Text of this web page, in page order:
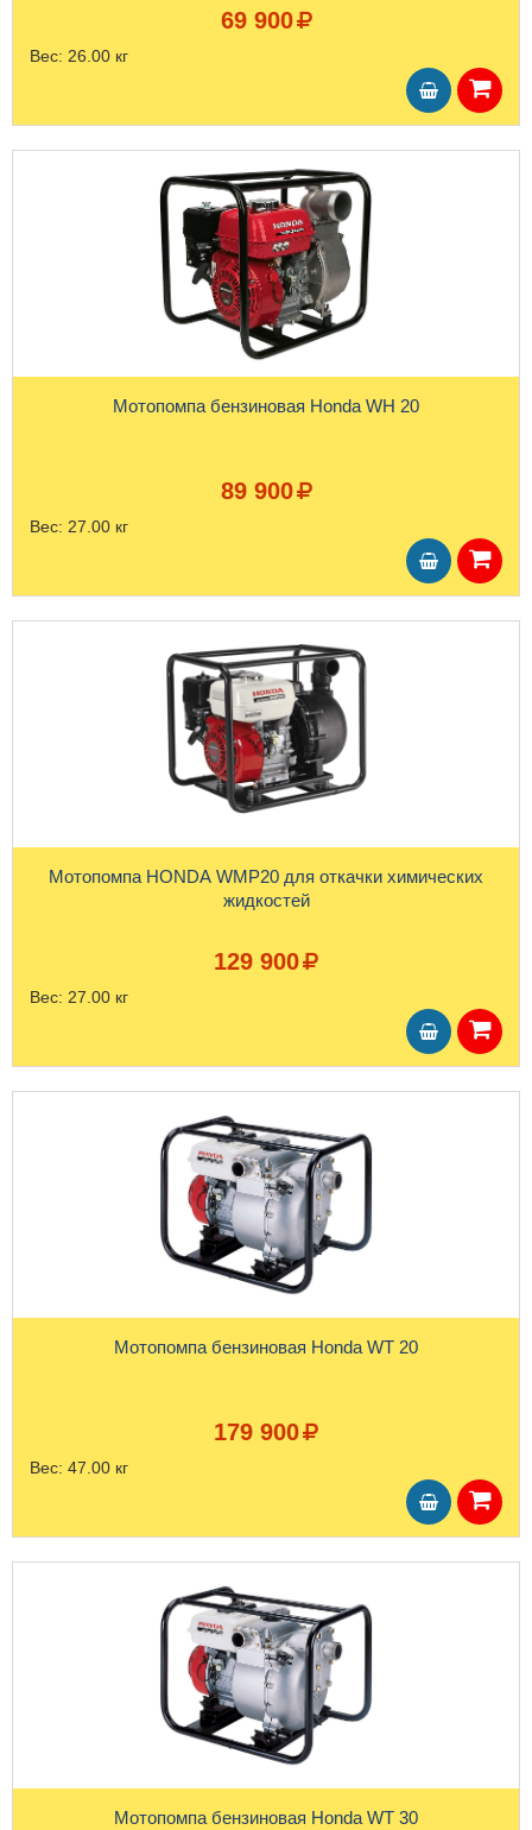
69 900
Вес: 26.00 кг
Мотопомпа бензиновая Honda WH 20
89 900
Вес: 27.00 кг
Мотопомпа HONDA WMP20 для откачки химических
жидкостей
129 900
Вес: 27.00 кг
Мотопомпа бензиновая Honda WT 20
179 900
Вес: 47.00 кг
Мотопомпа бензиновая Honda WT 30